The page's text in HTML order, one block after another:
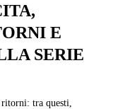
E
SERIE
tra questi,